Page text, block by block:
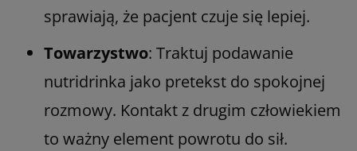
sprawiają, że pacjent czuje się lepiej.
Towarzystwo: Traktuj podawanie
nutridrinka jako pretekst do spokojnej
rozmowy. Kontakt z drugim człowiekiem
to ważny element powrotu do sił.